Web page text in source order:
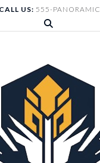
CALL US: 555-PANORAMIC